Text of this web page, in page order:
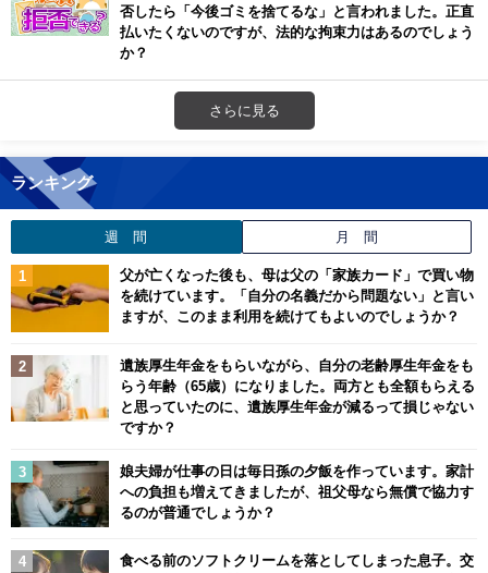
否したら「今後ゴミを捨てるな」と言われました。正直
払いたくないのですが、法的な拘束力はあるのでしょう
か？
さらに見る
ランキング
週 間 月 間
父が亡くなった後も、母は父の「家族カード」で買い物
を続けています。「自分の名義だから問題ない」と言い
ますが、このまま利用を続けてもよいのでしょうか？
遺族厚生年金をもらいながら、自分の老齢厚生年金をも
らう年齢（65歳）になりました。両方とも全額もらえる
と思っていたのに、遺族厚生年金が減るって損じゃない
ですか？
娘夫婦が仕事の日は毎日孫の夕飯を作っています。家計
への負担も増えてきましたが、祖父母なら無償で協力す
るのが普通でしょうか？
食べる前のソフトクリームを落としてしまった息子。交